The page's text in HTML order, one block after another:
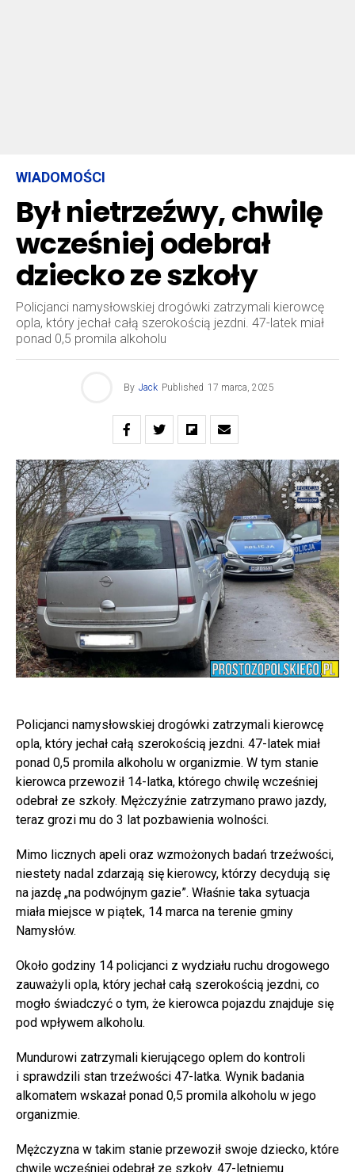
WIADOMOŚCI
Był nietrzeźwy, chwilę
wcześniej odebrał
dziecko ze szkoły
Policjanci namysłowskiej drogówki zatrzymali kierowcę
opla, który jechał całą szerokością jezdni. 47-latek miał
ponad 0,5 promila alkoholu
By Jack Published 17 marca, 2025
Policjanci namysłowskiej drogówki zatrzymali kierowcę
opla, który jechał całą szerokością jezdni. 47-latek miał
ponad 0,5 promila alkoholu w organizmie. W tym stanie
kierowca przewoził 14-latka, którego chwilę wcześniej
odebrał ze szkoły. Mężczyźnie zatrzymano prawo jazdy,
teraz grozi mu do 3 lat pozbawienia wolności.
Mimo licznych apeli oraz wzmożonych badań trzeźwości,
niestety nadal zdarzają się kierowcy, którzy decydują się
na jazdę „na podwójnym gazie”. Właśnie taka sytuacja
miała miejsce w piątek, 14 marca na terenie gminy
Namysłów.
Około godziny 14 policjanci z wydziału ruchu drogowego
zauważyli opla, który jechał całą szerokością jezdni, co
mogło świadczyć o tym, że kierowca pojazdu znajduje się
pod wpływem alkoholu.
Mundurowi zatrzymali kierującego oplem do kontroli
i sprawdzili stan trzeźwości 47-latka. Wynik badania
alkomatem wskazał ponad 0,5 promila alkoholu w jego
organizmie.
Mężczyzna w takim stanie przewoził swoje dziecko, które
chwilę wcześniej odebrał ze szkoły. 47-letniemu